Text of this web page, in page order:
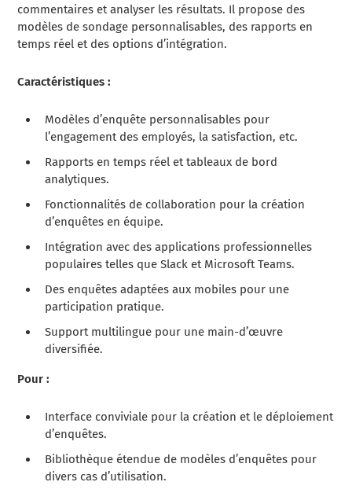
commentaires et analyser les résultats. Il propose des
modèles de sondage personnalisables, des rapports en
temps réel et des options d’intégration.
Caractéristiques :
Modèles d’enquête personnalisables pour
l’engagement des employés, la satisfaction, etc.
Rapports en temps réel et tableaux de bord
analytiques.
Fonctionnalités de collaboration pour la création
d’enquêtes en équipe.
Intégration avec des applications professionnelles
populaires telles que Slack et Microsoft Teams.
Des enquêtes adaptées aux mobiles pour une
participation pratique.
Support multilingue pour une main-d’œuvre
diversifiée.
Pour :
Interface conviviale pour la création et le déploiement
d’enquêtes.
Bibliothèque étendue de modèles d’enquêtes pour
divers cas d’utilisation.